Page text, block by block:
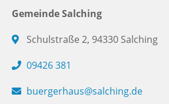
Gemeinde Salching
Schulstraße 2, 94330 Salching
09426 381
buergerhaus@salching.de